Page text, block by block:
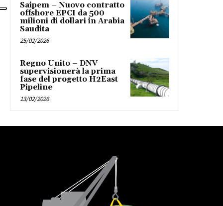
Saipem – Nuovo contratto
offshore EPCI da 500
milioni di dollari in Arabia
Saudita
25/02/2026
Regno Unito – DNV
supervisionerà la prima
fase del progetto H2East
Pipeline
13/02/2026